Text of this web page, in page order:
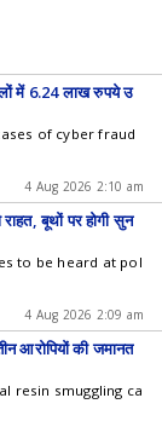
में 6.24 लाख रुपये उ
of cyber fraud
4 Aug 2026 2:10 am
बूथों पर होगी सुन
to be heard at pol
4 Aug 2026 2:09 am
आरोपियों की जमानत
resin smuggling ca